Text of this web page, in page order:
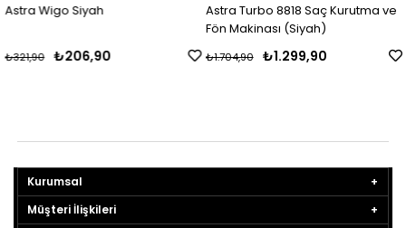
Astra Wigo Siyah
₺206,90
₺321,90
Astra Turbo 8818 Saç Kurutma ve
Fön Makinası (Siyah)
₺1.299,90
₺1.704,90
Kurumsal
Müşteri İlişkileri